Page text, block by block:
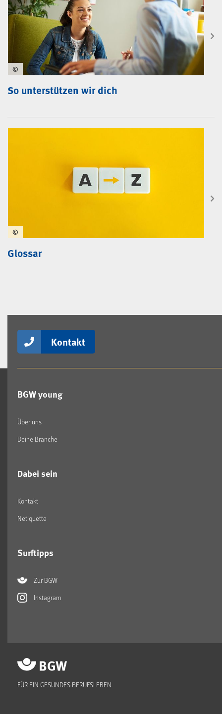
So unterstützen wir dich
©
Glossar
©
Kontakt
BGW young
Über uns
Deine Branche
Dabei sein
Kontakt
Netiquette
Surftipps
Zur BGW
Instagram
FÜR EIN GESUNDES BERUFSLEBEN